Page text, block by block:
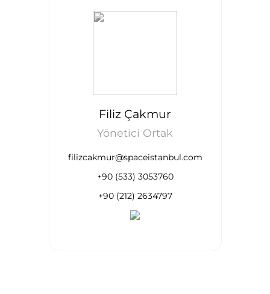
Filiz Çakmur
Yönetici Ortak
filizcakmur@spaceistanbul.com
+90 (533) 3053760
+90 (212) 2634797